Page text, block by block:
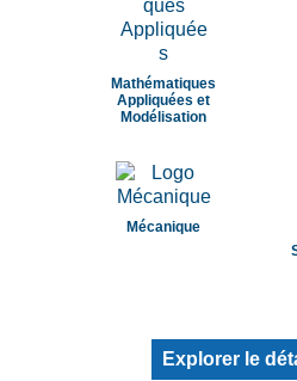
Mathématiques
Appliquées et
Modélisation
Mécanique
Explorer le